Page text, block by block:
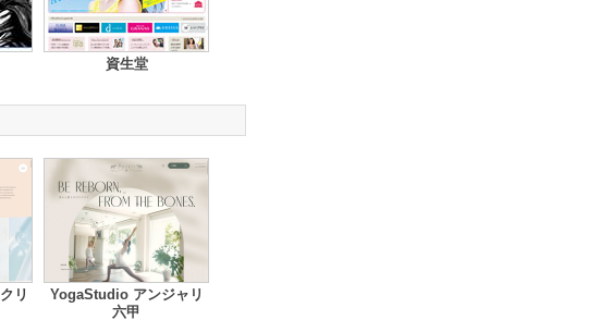
資生堂
リ
YogaStudio アンジャリ
六甲